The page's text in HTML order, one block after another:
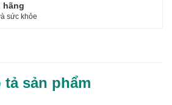
hãng
sức khỏe
tả sản phẩm